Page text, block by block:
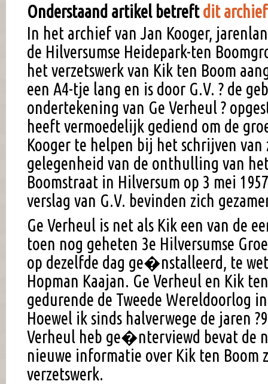
Onderstaand artikel betreftdit
In het archief van Jan Kooger,
de Hilversumse Heidepark-ten
het verzetswerk van Kik ten Boom
een A4-tje lang en is door G.V. ? de
ondertekening van Ge Verheul ?
heeft vermoedelijk gediend om de
Kooger te helpen bij het schrijven van
gelegenheid van de onthulling van
Boomstraat in Hilversum op 3 mei
verslag van G.V. bevinden zich
Ge Verheul is net als Kik een van de
toen nog geheten 3e Hilversumse
op dezelfde dag ge�nstalleerd, te
Hopman Kaajan. Ge Verheul en Kik
gedurende de Tweede Wereldoorlog
Hoewel ik sinds halverwege de jaren
Verheul heb ge�nterviewd bevat de
nieuwe informatie over Kik ten Boom
verzetswerk.